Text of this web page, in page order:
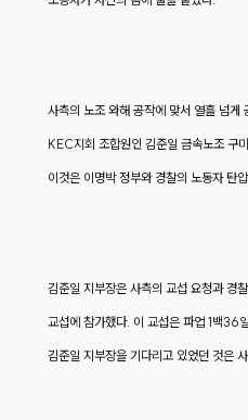
사측의 노조 와해 공작에 맞서 열흘 넘게
KEC지회 조합원인 김준일 금속노조 구
이것은 이명박 정부와 경찰의 노동자 탄
김준일 지부장은 사측의 교섭 요청과 경
교섭에 참가했다. 이 교섭은 파업 1백36
김준일 지부장을 기다리고 있었던 것은